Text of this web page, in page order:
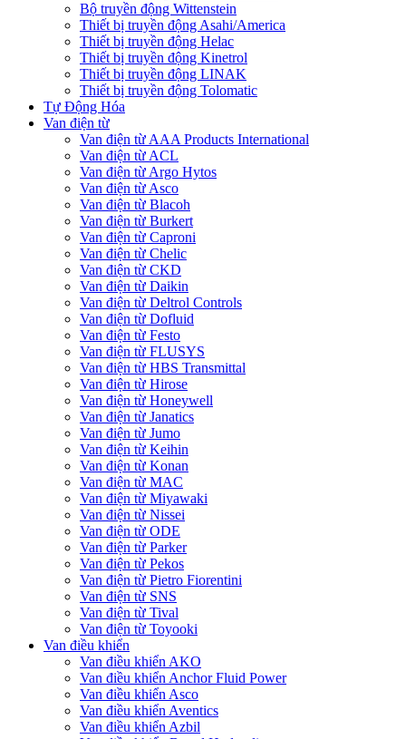
Bộ truyền động Wittenstein
Thiết bị truyền động Asahi/America
Thiết bị truyền động Helac
Thiết bị truyền động Kinetrol
Thiết bị truyền động LINAK
Thiết bị truyền động Tolomatic
Tự Động Hóa
Van điện từ
Van điện từ AAA Products International
Van điện từ ACL
Van điện từ Argo Hytos
Van điện từ Asco
Van điện từ Blacoh
Van điện từ Burkert
Van điện từ Caproni
Van điện từ Chelic
Van điện từ CKD
Van điện từ Daikin
Van điện từ Deltrol Controls
Van điện từ Dofluid
Van điện từ Festo
Van điện từ FLUSYS
Van điện từ HBS Transmittal
Van điện từ Hirose
Van điện từ Honeywell
Van điện từ Janatics
Van điện từ Jumo
Van điện từ Keihin
Van điện từ Konan
Van điện từ MAC
Van điện từ Miyawaki
Van điện từ Nissei
Van điện từ ODE
Van điện từ Parker
Van điện từ Pekos
Van điện từ Pietro Fiorentini
Van điện từ SNS
Van điện từ Tival
Van điện từ Toyooki
Van điều khiển
Van điều khiển AKO
Van điều khiển Anchor Fluid Power
Van điều khiển Asco
Van điều khiển Aventics
Van điều khiển Azbil